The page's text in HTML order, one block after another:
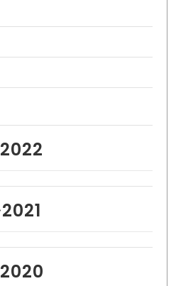
2022
2021
2020